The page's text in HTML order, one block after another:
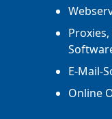
E-Mail-
Online